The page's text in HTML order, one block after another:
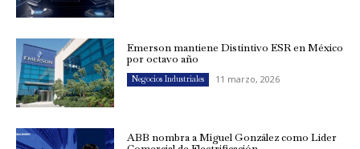
Emerson mantiene Distintivo ESR en México
por octavo año
Negocios Industriales 11 marzo, 2026
ABB nombra a Miguel González como Líder